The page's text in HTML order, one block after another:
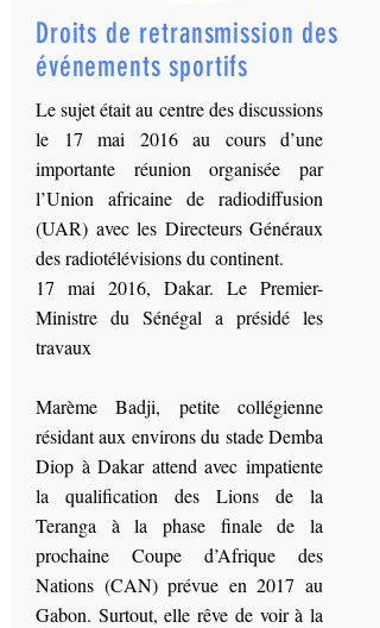
Droits de retransmission des
événements sportifs
Le sujet était au centre des discussions
le 17 mai 2016 au cours d’une
importante réunion organisée par
l’Union africaine de radiodiffusion
(UAR) avec les Directeurs Généraux
des radiotélévisions du continent.
17 mai 2016, Dakar. Le Premier-
Ministre du Sénégal a présidé les
travaux
Marème Badji, petite collégienne
résidant aux environs du stade Demba
Diop à Dakar attend avec impatiente
la qualification des Lions de la
Teranga à la phase finale de la
prochaine Coupe d’Afrique des
Nations (CAN) prévue en 2017 au
Gabon. Surtout, elle rêve de voir à la